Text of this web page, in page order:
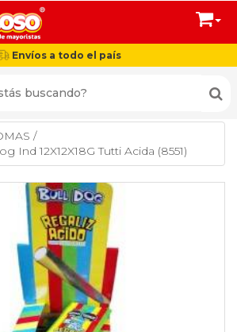
Envíos a todo el país
/
Ind 12X12X18G Tutti Acida (8551)